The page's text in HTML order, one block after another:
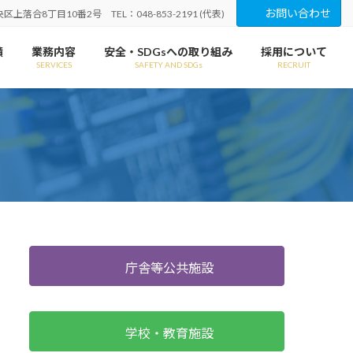
区上落合8丁目10番2号 TEL：048-853-2191 (代表) お問い合わせ
業務内容
SERVICES
安全・SDGsへの取り組み
SAFETY AND SDGs
採用について
RECRUIT
庁舎等公共施設
学校・教育施設